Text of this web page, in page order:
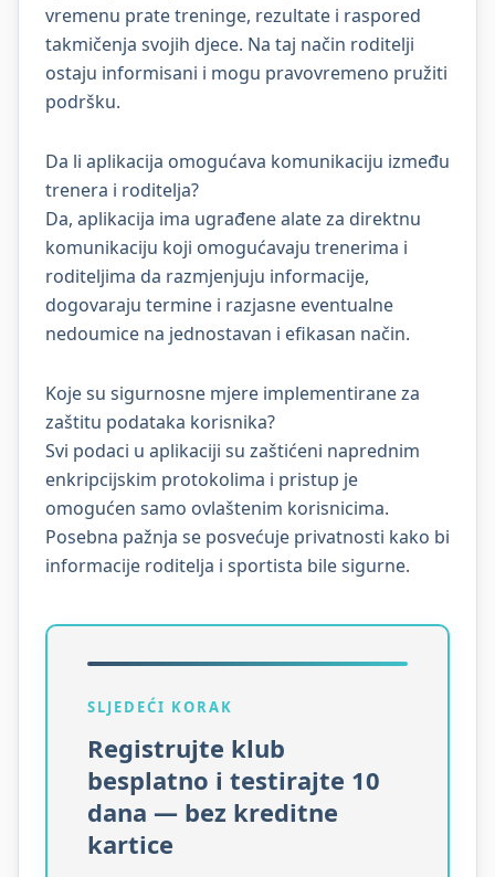
vremenu prate treninge, rezultate i raspored
takmičenja svojih djece. Na taj način roditelji
ostaju informisani i mogu pravovremeno pružiti
podršku.
Da li aplikacija omogućava komunikaciju između
trenera i roditelja?
Da, aplikacija ima ugrađene alate za direktnu
komunikaciju koji omogućavaju trenerima i
roditeljima da razmjenjuju informacije,
dogovaraju termine i razjasne eventualne
nedoumice na jednostavan i efikasan način.
Koje su sigurnosne mjere implementirane za
zaštitu podataka korisnika?
Svi podaci u aplikaciji su zaštićeni naprednim
enkripcijskim protokolima i pristup je
omogućen samo ovlaštenim korisnicima.
Posebna pažnja se posvećuje privatnosti kako bi
informacije roditelja i sportista bile sigurne.
SLJEDEĆI KORAK
Registrujte klub
besplatno i testirajte 10
dana — bez kreditne
kartice